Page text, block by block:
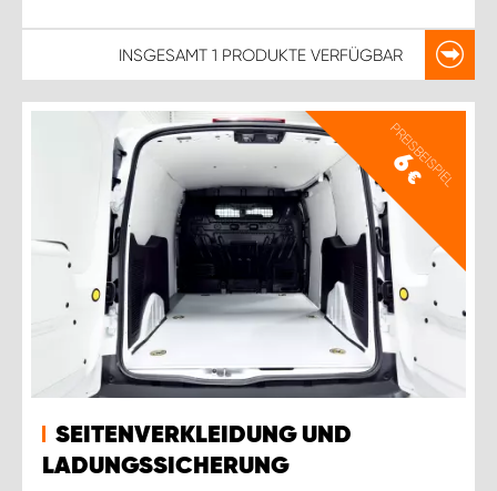
INSGESAMT 1 PRODUKTE VERFÜGBAR
PREISBEISPIEL
6
€
SEITENVERKLEIDUNG UND
LADUNGSSICHERUNG